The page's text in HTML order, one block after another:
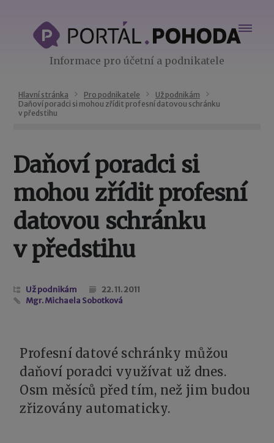
Informace pro účetní a podnikatele
Hlavní stránka Pro podnikatele
Už podnikám
Daňoví poradci si mohou zřídit profesní datovou schránku
v předstihu
Daňoví poradci si
mohou zřídit profesní
datovou schránku
v předstihu
Už podnikám
22. 11. 2011
Mgr. Michaela Sobotková
Profesní datové schránky můžou
daňoví poradci využívat už dnes.
Osm měsíců před tím, než jim budou
zřizovány automaticky.